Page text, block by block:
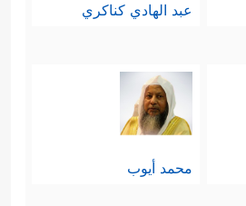
عبد الهادي كناكري
محمد أيوب